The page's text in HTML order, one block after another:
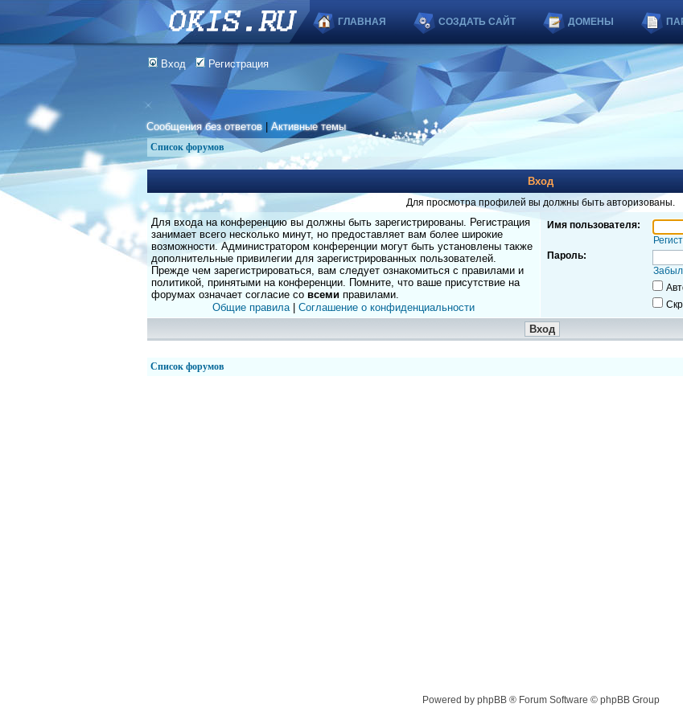
ГЛАВНАЯ СОЗДАТЬ САЙТ ДОМЕНЫ
Вход Регистрация
Сообщения без ответов |Активные темы
Список форумов
Вход
Для просмотра профилей вы должны быть авторизованы.
Для входа на конференцию вы должны быть зарегистрированы. Регистрация
занимает всего несколько минут, но предоставляет вам более широкие
возможности. Администратором конференции могут быть установлены также
дополнительные привилегии для зарегистрированных пользователей.
Прежде чем зарегистрироваться, вам следует ознакомиться с правилами и
политикой, принятыми на конференции. Помните, что ваше присутствие на
форумах означает согласие со всеми правилами.
Общие правила| Соглашение о конфиденциальности
Имя пользователя:
Пароль:
Список форумов
Powered by phpBB ® Forum Software © phpBB Group